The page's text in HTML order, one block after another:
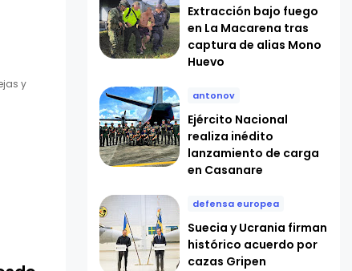
y
Extracción bajo fuego
en La Macarena tras
captura de alias Mono
Huevo
antonov
Ejército Nacional
realiza inédito
lanzamiento de carga
en Casanare
defensa europea
Suecia y Ucrania firman
histórico acuerdo por
cazas Gripen